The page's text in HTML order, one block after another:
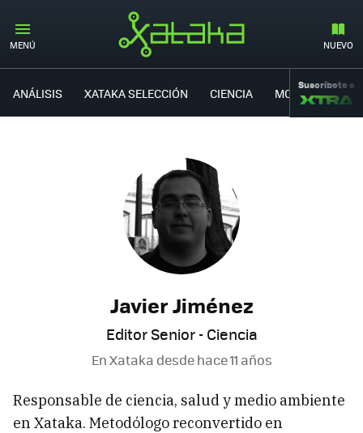
MENÚ NUEVO
ANÁLISIS XATAKA SELECCIÓN CIENCIA MOVILIDAD
Suscríbete a
Javier Jiménez
Editor Senior - Ciencia
En Xataka desdehace 11 años
Responsable de ciencia, salud y medio ambiente
en Xataka. Metodólogo reconvertido en